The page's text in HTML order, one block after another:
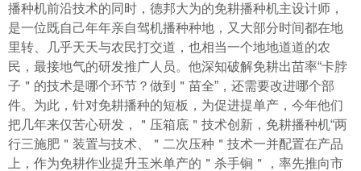
播种机前沿技术的同时，德邦大为的免耕播种机主设计师，
是一位既自己年年亲自驾机播种种地，又大部分时间都在地
里转、几乎天天与农民打交道，也相当一个地地道道的农
民，最接地气的研发推广人员。他深知破解免耕出苗率“卡脖
子＂的技术是哪个环节？做到＂苗全”，还需要改进哪个部
件。为此，针对免耕播种的短板，为促进提单产，今年他们
把几年来仅苦心研发，＂压箱底＂技术创新，免耕播种机“两
行三施肥＂装置与技术、＂二次压种＂技术一并配置在产品
上，作为免耕作业提升玉米单产的＂杀手锏＂，率先推向市